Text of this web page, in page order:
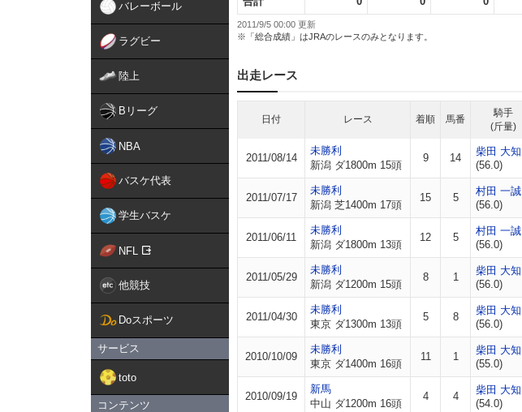
バレーボール
ラグビー
陸上
Bリーグ
NBA
バスケ代表
学生バスケ
NFL
他競技
Doスポーツ
サービス
toto
コンテンツ
2011/9/5 00:00 更新
※「総合成績」はJRAのレースのみとなります。
出走レース
日付 レース 着順 馬番
騎手
(斤量)
2011/08/14
未勝利
新潟 ダ1800m 15頭
9 14
柴田 大知
(56.0)
2011/07/17
未勝利
新潟 芝1400m 17頭
15 5
村田 一誠
(56.0)
2011/06/11
未勝利
新潟 ダ1800m 13頭
12 5
村田 一誠
(56.0)
2011/05/29
未勝利
新潟 ダ1200m 15頭
8 1
柴田 大知
(56.0)
2011/04/30
未勝利
東京 ダ1300m 13頭
5 8
柴田 大知
(56.0)
2010/10/09
未勝利
東京 ダ1400m 16頭
11 1
柴田 大知
(55.0)
2010/09/19
新馬
中山 ダ1200m 16頭
4 4
柴田 大知
(54.0)